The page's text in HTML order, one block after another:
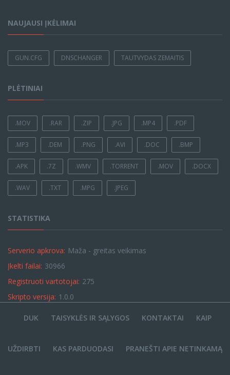
NAUJAUSI ĮKĖLIMAI
GUN.CFG DNSCHANGER TAUTVYDAS ZEMAITIS
PLĖTINIAI
.MOV .RAR .ZIP .JPG .MP4 .PDF
.MP3 .DEM .PNG .AVI .DOC .BMP
.APK .7Z .WMV .TORRENT .MOV .DOCX
.WAV .TXT .MPG .JPEG
STATISTIKA
Serverio apkrova: Maža - greitas veikimas
Įkelti failai: 30966
Registruoti vartotojai: 275
Skripto versija: 1.0.0
DUK TAISYKLĖS IR SĄLYGOS KONTAKTAI KAIP
UŽDIRBTI KAS PARDUODASI PRANEŠTI APIE NETINKAMĄ